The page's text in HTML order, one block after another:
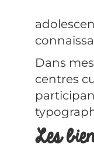
Dans
centres
Les